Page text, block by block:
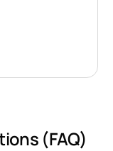
(FAQ)